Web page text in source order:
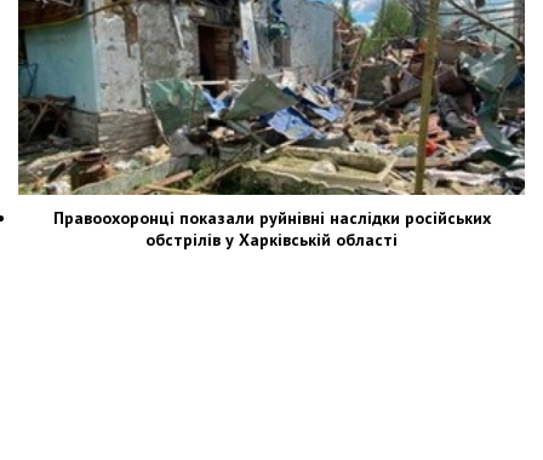
Правоохоронці показали руйнівні наслідки російських
обстрілів у Харківській області